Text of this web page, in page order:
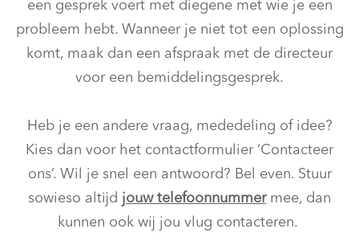
een gesprek voert met diegene met wie je een
probleem hebt. Wanneer je niet tot een oplossing
komt, maak dan een afspraak met de directeur
voor een bemiddelingsgesprek.
Heb je een andere vraag, mededeling of idee?
Kies dan voor het contactformulier ‘Contacteer
ons’. Wil je snel een antwoord? Bel even. Stuur
sowieso altijd jouw telefoonnummermee, dan
kunnen ook wij jou vlug contacteren.